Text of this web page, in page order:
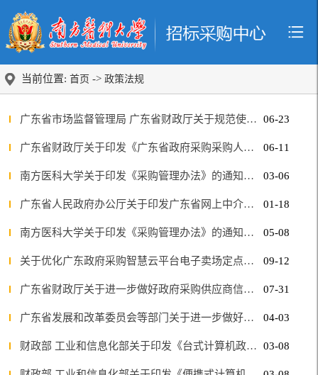
当前位置: 首页 -> 政策法规
广东省市场监督管理局 广东省财政厅关于规范使用CMA检验检测报告的通知 06-23
广东省财政厅关于印发《广东省政府采购采购人主体责任履行指引》的通知 06-11
南方医科大学关于印发《采购管理办法》的通知（南医大采〔2026〕1号） 03-06
广东省人民政府办公厅关于印发广东省网上中介服务超市管理办法的通知 01-18
南方医科大学关于印发《采购管理办法》的通知（校采字〔2025〕1号） 05-08
关于优化广东政府采购智慧云平台电子卖场定点竞价邀请供应商规则的通知 09-12
广东省财政厅关于进一步做好政府采购供应商信用记录核查甄别工作的通知 07-31
广东省发展和改革委员会等部门关于进一步做好工程建设项目招标计划公告公示信息发布工作的通知 04-03
财政部 工业和信息化部关于印发《台式计算机政府采购需求标准（2023年版）》的通知 03-08